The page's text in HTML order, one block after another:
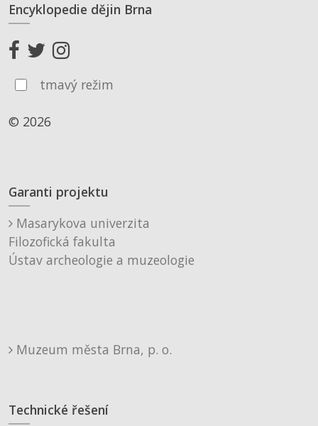
Encyklopedie dějin Brna
tmavý režim
© 2026
Garanti projektu
Masarykova univerzita
Filozofická fakulta
Ústav archeologie a muzeologie
Muzeum města Brna, p. o.
Technické řešení